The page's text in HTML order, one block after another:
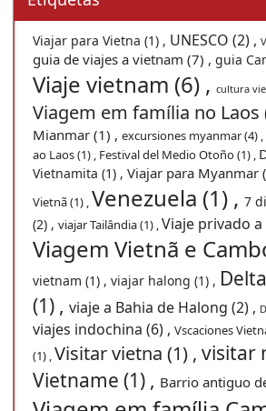
Viajar para Vietna (1) , UNESCO (2) ,
guia de viajes a vietnam (7) , guia
Viaje vietnam (6) , cultura
Viagem em família no Laos
Mianmar (1) , excursiones myanmar (4) ,
ao Laos (1) , Festival del Medio Otoño (1) ,
Vietnamita (1) , Viajar para Myanmar
Vietnã (1) ,Venezuela (1) , 7
(2) , viajar Tailândia (1) ,Viaje privado
Viagem Vietnã e
vietnam (1) , viajar halong (1) ,
(1) , viaje a Bahia de Halong (2) ,
viajes indochina (6) , Vscaciones
(1) ,Visitar vietna (1) , visitar
Vietname (1) , Barrio antiguo